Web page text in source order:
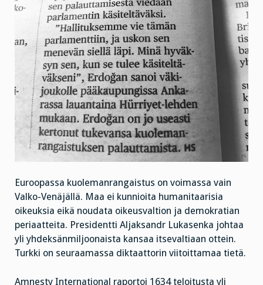
Euroopassa kuolemanrangaistus on voimassa vain
Valko-Venäjällä. Maa ei kunnioita humanitaarisia
oikeuksia eikä noudata oikeusvaltion ja demokratian
periaatteita. Presidentti Aljaksandr Lukasenka johtaa
yli yhdeksänmiljoonaista kansaa itsevaltiaan ottein.
Turkki on seuraamassa diktaattorin viitoittamaa tietä.
Amnesty International raportoi 1634 teloitusta yli